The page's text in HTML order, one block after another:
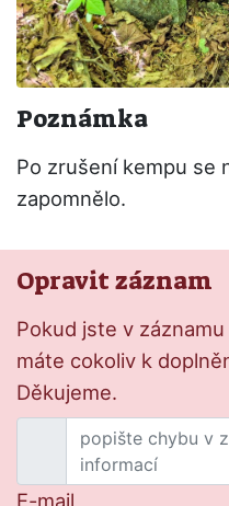
Poznámka
Po zrušení kempu se
zapomnělo.
Opravit záznam
Pokud jste v
máte cokoliv k
Děkujeme.
E-mail